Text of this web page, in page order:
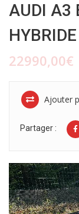
AUDI A3
HYBRIDE
22990,00€
Ajouter
Partager :